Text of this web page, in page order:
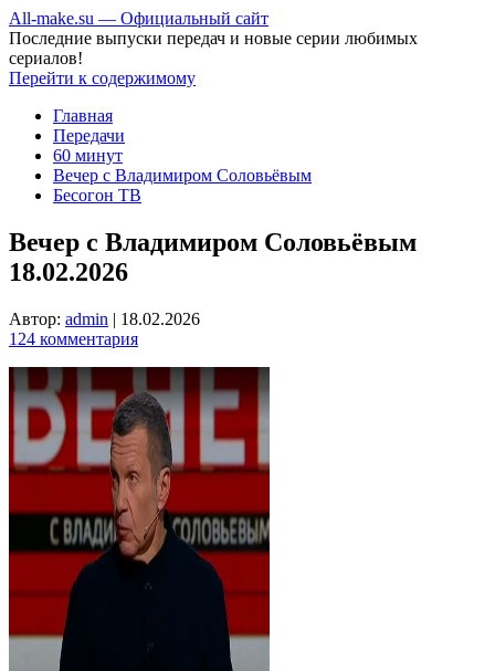
All-make.su — Официальный сайт
Последние выпуски передач и новые серии любимых
сериалов!
Перейти к содержимому
Главная
Передачи
60 минут
Вечер с Владимиром Соловьёвым
Бесогон ТВ
Вечер с Владимиром Соловьёвым
18.02.2026
Автор: admin | 18.02.2026
124 комментария